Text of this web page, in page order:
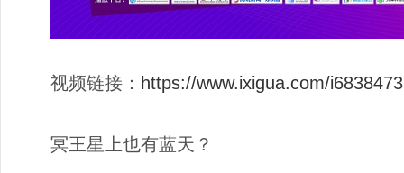
视频链接： https://www.ixigua.com/
冥王星上也有蓝天？